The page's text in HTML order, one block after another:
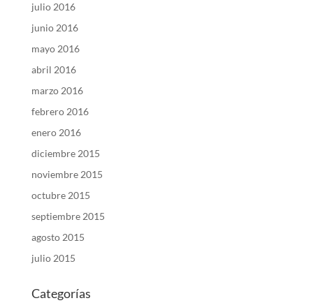
julio 2016
junio 2016
mayo 2016
abril 2016
marzo 2016
febrero 2016
enero 2016
diciembre 2015
noviembre 2015
octubre 2015
septiembre 2015
agosto 2015
julio 2015
Categorías